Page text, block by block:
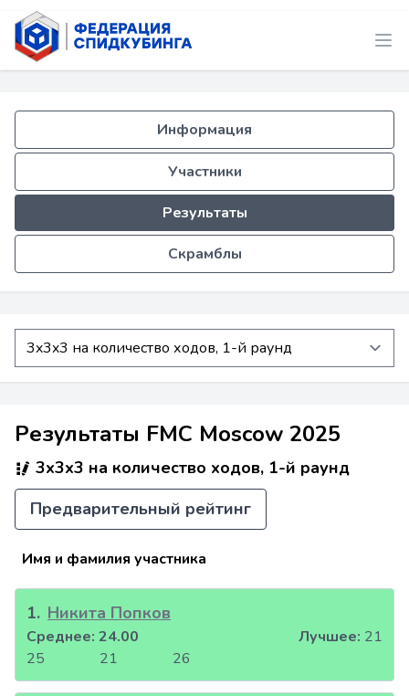
Информация
Участники
Результаты
Скрамблы
Результаты FMC Moscow 2025
3x3x3 на количество ходов, 1-й раунд
Предварительный рейтинг
Имя и фамилия участника
1. Никита Попков
25 21 26
Среднее: 24.00 Лучшее: 21